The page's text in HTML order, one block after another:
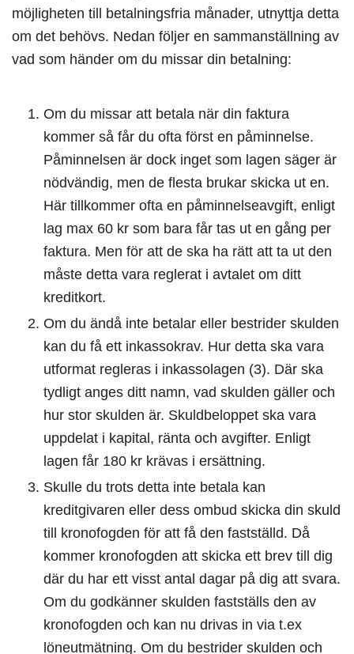
möjligheten till betalningsfria månader, utnyttja detta
om det behövs. Nedan följer en sammanställning av
vad som händer om du missar din betalning:
Om du missar att betala när din faktura
kommer så får du ofta först en påminnelse.
Påminnelsen är dock inget som lagen säger är
nödvändig, men de flesta brukar skicka ut en.
Här tillkommer ofta en påminnelseavgift, enligt
lag max 60 kr som bara får tas ut en gång per
faktura. Men för att de ska ha rätt att ta ut den
måste detta vara reglerat i avtalet om ditt
kreditkort.
Om du ändå inte betalar eller bestrider skulden
kan du få ett inkassokrav. Hur detta ska vara
utformat regleras i inkassolagen (3). Där ska
tydligt anges ditt namn, vad skulden gäller och
hur stor skulden är. Skuldbeloppet ska vara
uppdelat i kapital, ränta och avgifter. Enligt
lagen får 180 kr krävas i ersättning.
Skulle du trots detta inte betala kan
kreditgivaren eller dess ombud skicka din skuld
till kronofogden för att få den fastställd. Då
kommer kronofogden att skicka ett brev till dig
där du har ett visst antal dagar på dig att svara.
Om du godkänner skulden fastställs den av
kronofogden och kan nu drivas in via t.ex
löneutmätning. Om du bestrider skulden och